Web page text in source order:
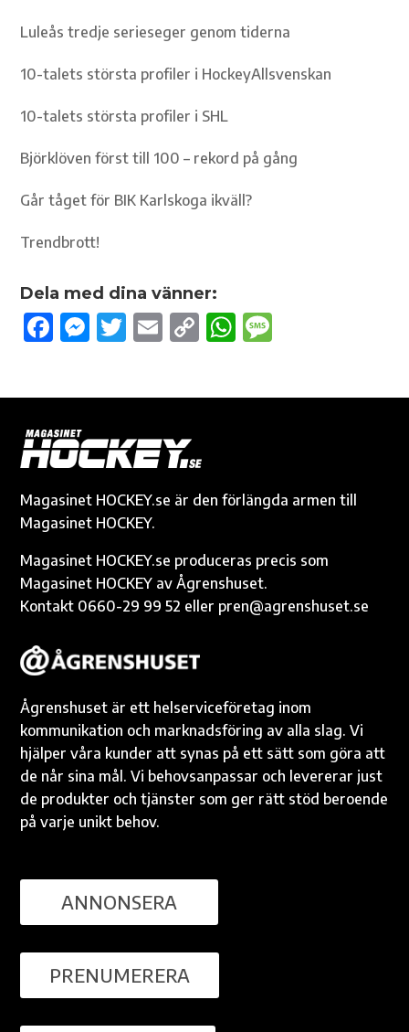
Luleås tredje serieseger genom tiderna
10-talets största profiler i HockeyAllsvenskan
10-talets största profiler i SHL
Björklöven först till 100 – rekord på gång
Går tåget för BIK Karlskoga ikväll?
Trendbrott!
Dela med dina vänner:
F
o
o
k
M
g
er
T
r
E
C
n
k
W
p
Magasinet HOCKEY.se är den förlängda armen till
Magasinet HOCKEY.
Magasinet HOCKEY.se produceras precis som
Magasinet HOCKEY av Ågrenshuset.
Kontakt 0660-29 99 52 eller pren@agrenshuset.se
Ågrenshuset är ett helserviceföretag inom
kommunikation och marknadsföring av alla slag. Vi
hjälper våra kunder att synas på ett sätt som göra att
de når sina mål. Vi behovsanpassar och levererar just
de produkter och tjänster som ger rätt stöd beroende
på varje unikt behov.
ANNONSERA
PRENUMERERA